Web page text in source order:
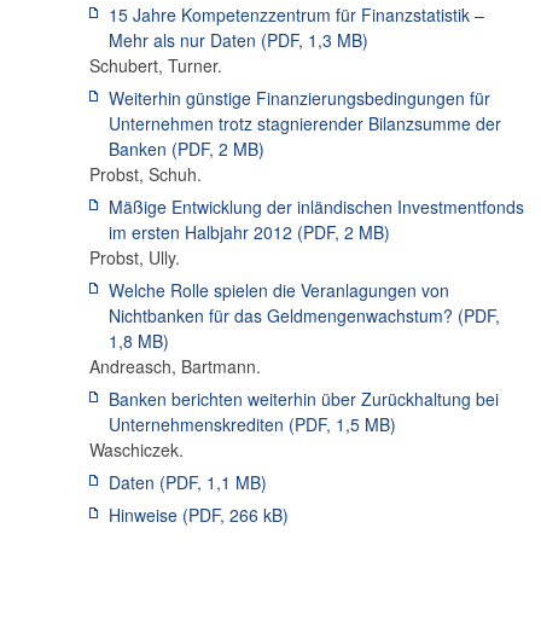
15 Jahre Kompetenzzentrum für Finanzstatistik –
Mehr als nur Daten (PDF, 1,3 MB)
Schubert,Turner.
Weiterhin günstige Finanzierungsbedingungen für
Unternehmen trotz stagnierender Bilanzsumme der
Banken (PDF,2 MB)
Probst,Schuh.
Mäßige Entwicklung der inländischen Investmentfonds
im ersten Halbjahr 2012 (PDF,2 MB)
Probst, Ully.
Welche Rolle spielen die Veranlagungen von
Nichtbanken für das Geldmengenwachstum? (PDF,
1,8 MB)
Andreasch, Bartmann.
Banken berichten weiterhin über Zurückhaltung bei
Unternehmenskrediten (PDF, 1,5 MB)
Waschiczek.
Daten (PDF, 1,1 MB)
Hinweise (PDF,266 kB)